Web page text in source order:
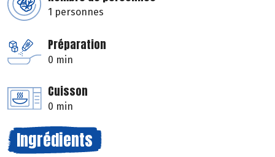
1 personnes
Préparation
0 min
Cuisson
0 min
Ingrédients